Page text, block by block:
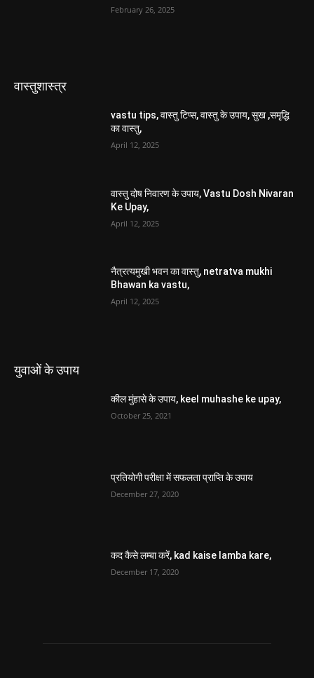
February 26, 2025
वास्तुशास्त्र
vastu tips, वास्तु टिप्स, वास्तु के उपाय, सुख ,समृद्धि
का वास्तु,
April 12, 2025
वास्तु दोष निवारण के उपाय, Vastu Dosh Nivaran
Ke Upay,
April 12, 2025
नैत्रत्यमुखी भवन का वास्तु, netratva mukhi
Bhawan ka vastu,
April 12, 2025
युवाओं के उपाय
कील मुंहासे के उपाय, keel muhashe ke upay,
October 25, 2021
प्रतियोगी परीक्षा में सफलता प्राप्ति के उपाय
December 27, 2020
कद कैसे लम्बा करें, kad kaise lamba kare,
December 17, 2020